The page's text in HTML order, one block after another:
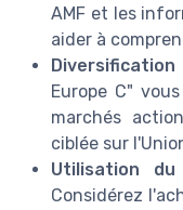
AMF et les
aider à
Europe C"
marchés
ciblée sur
Utilisation
Considérez